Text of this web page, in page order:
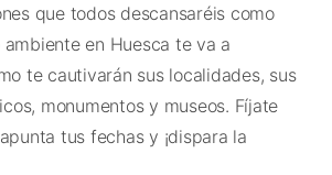
que todos descansaréis como
ambiente en Huesca te va a
te cautivarán sus localidades, sus
monumentos y museos. Fíjate
tus fechas y ¡dispara la